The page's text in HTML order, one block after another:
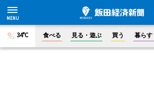
34°C 食べる 見る・遊ぶ 買う 暮らす